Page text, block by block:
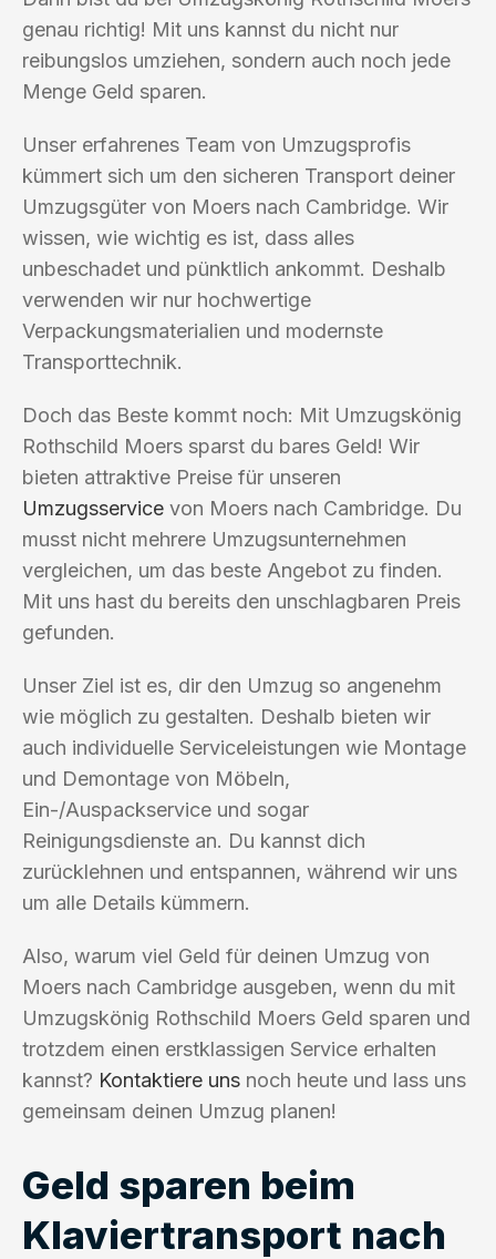
genau richtig! Mit uns kannst du nicht nur
reibungslos umziehen, sondern auch noch jede
Menge Geld sparen.
Unser erfahrenes Team von Umzugsprofis
kümmert sich um den sicheren Transport deiner
Umzugsgüter von Moers nach Cambridge. Wir
wissen, wie wichtig es ist, dass alles
unbeschadet und pünktlich ankommt. Deshalb
verwenden wir nur hochwertige
Verpackungsmaterialien und modernste
Transporttechnik.
Doch das Beste kommt noch: Mit Umzugskönig
Rothschild Moers sparst du bares Geld! Wir
bieten attraktive Preise für unseren
Umzugsservice von Moers nach Cambridge. Du
musst nicht mehrere Umzugsunternehmen
vergleichen, um das beste Angebot zu finden.
Mit uns hast du bereits den unschlagbaren Preis
gefunden.
Unser Ziel ist es, dir den Umzug so angenehm
wie möglich zu gestalten. Deshalb bieten wir
auch individuelle Serviceleistungen wie Montage
und Demontage von Möbeln,
Ein-/Auspackservice und sogar
Reinigungsdienste an. Du kannst dich
zurücklehnen und entspannen, während wir uns
um alle Details kümmern.
Also, warum viel Geld für deinen Umzug von
Moers nach Cambridge ausgeben, wenn du mit
Umzugskönig Rothschild Moers Geld sparen und
trotzdem einen erstklassigen Service erhalten
kannst? Kontaktiere uns noch heute und lass uns
gemeinsam deinen Umzug planen!
Geld sparen beim
Klaviertransport nach